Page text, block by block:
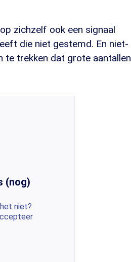
zichzelf ook een signaal
die niet gestemd. En niet-
te trekken dat grote aantallen
(nog)
niet?